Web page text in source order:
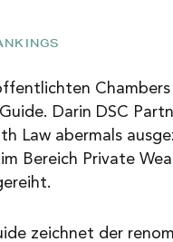
Darin DSC
Law abermals
Bereich Private
zeichnet der